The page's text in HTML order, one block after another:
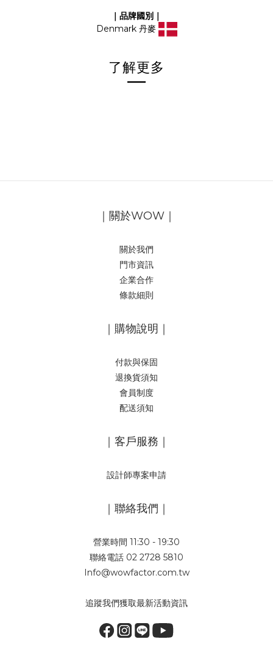
｜品牌國別｜
Denmark 丹麥
了解更多
｜關於WOW｜
關於我們
門市資訊
企業合作
條款細則
｜購物說明｜
付款與保固
退換貨須知
會員制度
配送須知
｜客戶服務｜
設計師專案申請
｜聯絡我們｜
營業時間 11:30 - 19:30
聯絡電話 02 2728 5810
Info@wowfactor.com.tw
追蹤我們獲取最新活動資訊